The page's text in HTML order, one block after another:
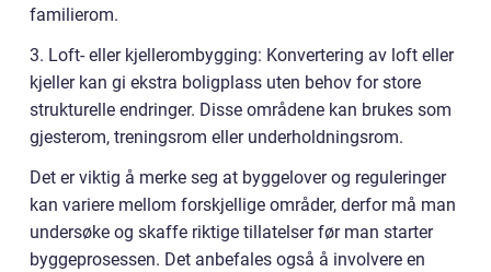
familierom.
3. Loft- eller kjellerombygging: Konvertering av loft eller
kjeller kan gi ekstra boligplass uten behov for store
strukturelle endringer. Disse områdene kan brukes som
gjesterom, treningsrom eller underholdningsrom.
Det er viktig å merke seg at byggelover og reguleringer
kan variere mellom forskjellige områder, derfor må man
undersøke og skaffe riktige tillatelser før man starter
byggeprosessen. Det anbefales også å involvere en